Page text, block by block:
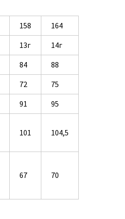
158
164
13г
14г
84
88
72
75
91
95
101 104,5
67 70